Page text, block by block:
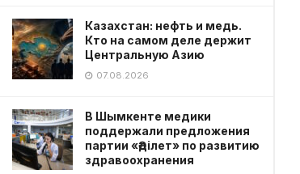
Казахстан: нефть и медь.
Кто на самом деле держит
Центральную Азию
07.08.2026
В Шымкенте медики
поддержали предложения
партии «Әділет» по развитию
здравоохранения